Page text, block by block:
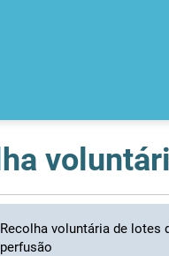
Recolha voluntária de lotes
perfusão